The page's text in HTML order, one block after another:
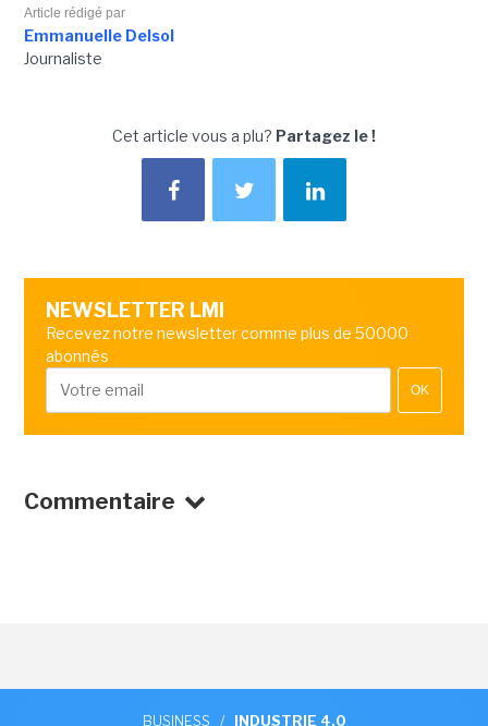
Article rédigé par
Emmanuelle Delsol
Journaliste
Cet article vous a plu? Partagez le !
NEWSLETTER LMI
Recevez notre newsletter comme plus de 50000
abonnés
OK
Commentaire
BUSINESS / INDUSTRIE 4.0